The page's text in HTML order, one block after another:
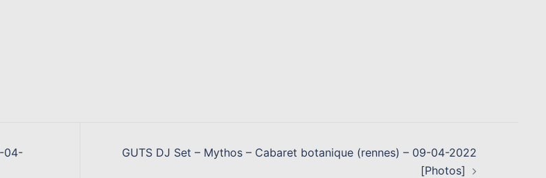
04-
GUTS DJ Set – Mythos – Cabaret botanique (rennes) – 09-04-2022
[Photos]